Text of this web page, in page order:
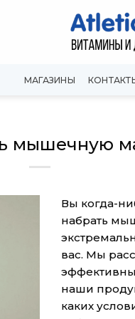
МАГАЗИНЫ
мышечную
Вы когда-
набрать
вас. Мы
наши
каких